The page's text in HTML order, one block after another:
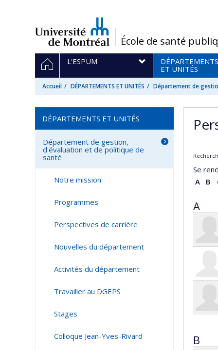
/École de santé
Navigation
principale
ACCUEIL
L'ESPUM
DÉPARTEMENTS
ET UNITÉS
Accueil DÉPARTEMENTS ET UNITÉS Département de
Se
A
B
A
B
DÉPARTEMENTS ET UNITÉS
Département de gestion,
d'évaluation et de politique de
santé
Notre mission
Programmes
Perspectives de carrière
Nouvelles du département
Activités du département
Travailler au DGEPS
Stages
Colloque Jean-Yves-Rivard